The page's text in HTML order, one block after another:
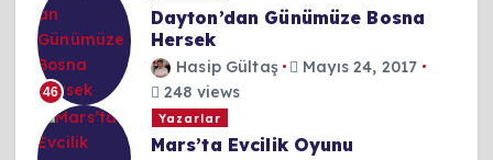
46
Dayton’dan Günümüze Bosna
Hersek
Hasip Gültaş
Mayıs 24, 2017
248 views
Yazarlar
Mars’ta Evcilik Oyunu